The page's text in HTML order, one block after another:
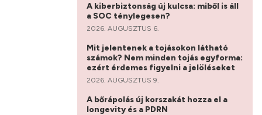
A kiberbiztonság új kulcsa: miből is áll
a SOC ténylegesen?
2026. AUGUSZTUS 6.
Mit jelentenek a tojásokon látható
számok? Nem minden tojás egyforma:
ezért érdemes figyelni a jelöléseket
2026. AUGUSZTUS 9.
A bőrápolás új korszakát hozza el a
longevity és a PDRN